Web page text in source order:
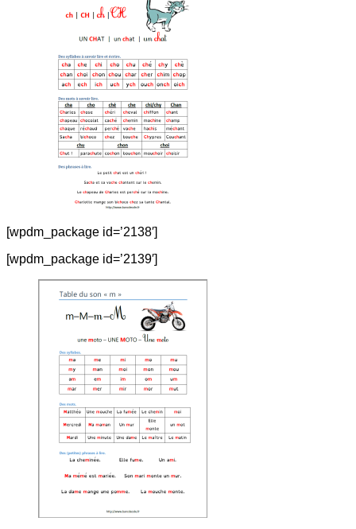
[wpdm_package id=’2138′]
[wpdm_package id=’2139′]